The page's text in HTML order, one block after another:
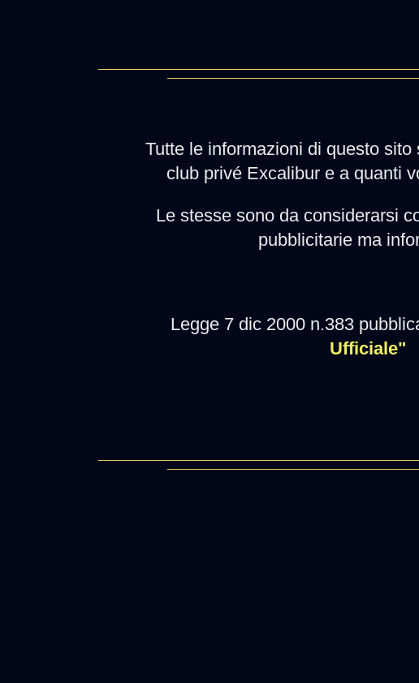
Tutte le informazioni di questo
club privé Excalibur e a quanti
Le stesse sono da considerarsi
pubblicitarie ma
Legge 7 dic 2000 n.383
Ufficiale"